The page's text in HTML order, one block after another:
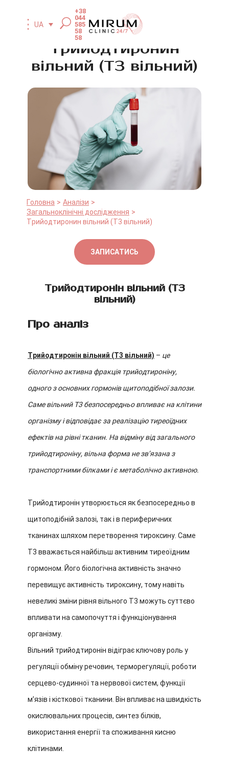
UA
+38
044
585
58
58
Трийодтиронин
вільний (T3 вільний)
Головна
Аналізи
Загальноклінічні дослідження
Трийодтиронин вільний (T3 вільний)
ЗАПИСАТИСЬ
Трийодтиронін вільний (T3
вільний)
Про аналіз
Трийодтиронін вільний (T3 вільний) – це
біологічно активна фракція трийодтироніну,
одного з основних гормонів щитоподібної залози.
Саме вільний T3 безпосередньо впливає на клітини
організму і відповідає за реалізацію тиреоїдних
ефектів на рівні тканин. На відміну від загального
трийодтироніну, вільна форма не зв’язана з
транспортними білками і є метаболічно активною.
Трийодтиронін утворюється як безпосередньо в
щитоподібній залозі, так і в периферичних
тканинах шляхом перетворення тироксину. Саме
T3 вважається найбільш активним тиреоїдним
гормоном. Його біологічна активність значно
перевищує активність тироксину, тому навіть
невеликі зміни рівня вільного T3 можуть суттєво
впливати на самопочуття і функціонування
організму.
Вільний трийодтиронін відіграє ключову роль у
регуляції обміну речовин, терморегуляції, роботи
серцево-судинної та нервової систем, функції
м’язів і кісткової тканини. Він впливає на швидкість
окислювальних процесів, синтез білків,
використання енергії та споживання кисню
клітинами.